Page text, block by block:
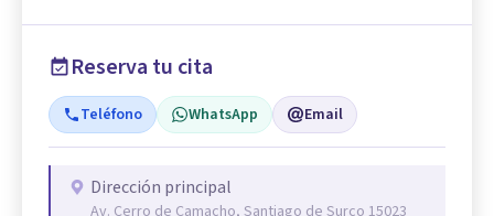
Reserva tu cita
Teléfono WhatsApp Email
Dirección principal
Av. Cerro de Camacho, Santiago de Surco 15023